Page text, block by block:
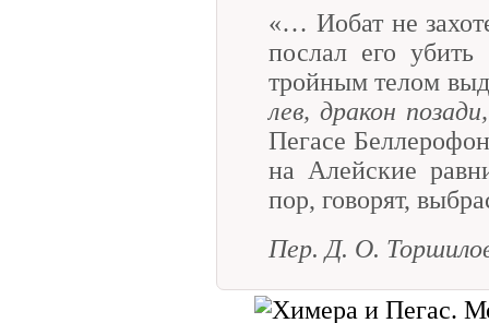
«… Иобат не
послал его убить
тройным телом
лев, дракон
Пегасе
на Алейские
пор, говорят,
Пер. Д. О.